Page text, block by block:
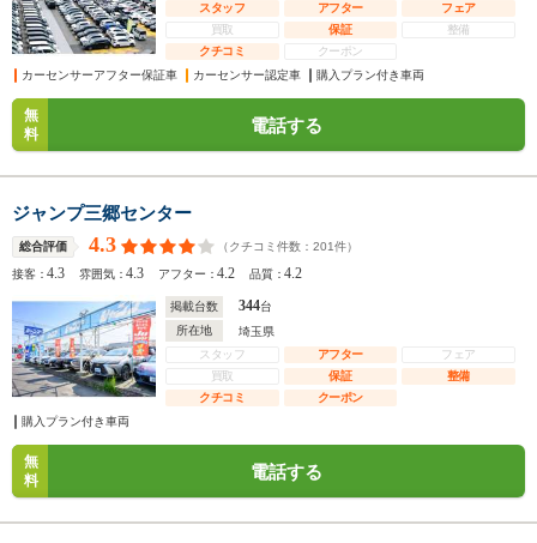
スタッフ
アフター
フェア
買取
保証
整備
クチコミ
クーポン
カーセンサーアフター保証車
カーセンサー認定車 購入プラン付き車両
無
料
電話する
ジャンプ三郷センター
総合評価 4.3 （クチコミ件数： 201件）
接客：4.3 雰囲気：4.3 アフター：4.2 品質：4.2
掲載台数 344台
所在地
埼玉県
スタッフ
アフター
フェア
買取
保証
整備
クチコミ
クーポン
購入プラン付き車両
無
料
電話する